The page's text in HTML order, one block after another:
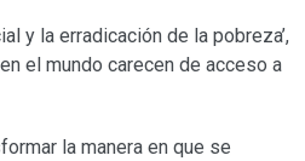
y la erradicación de la pobreza’,
el mundo carecen de acceso a
la manera en que se